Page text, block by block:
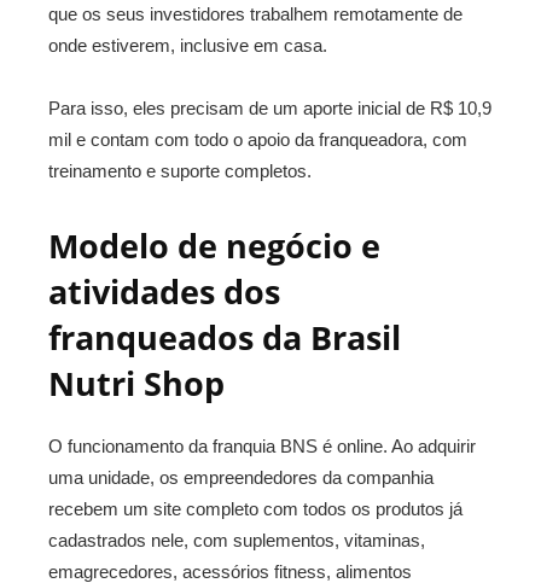
que os seus investidores trabalhem remotamente de
onde estiverem, inclusive em casa.
Para isso, eles precisam de um aporte inicial de R$ 10,9
mil e contam com todo o apoio da franqueadora, com
treinamento e suporte completos.
Modelo de negócio e
atividades dos
franqueados da Brasil
Nutri Shop
O funcionamento da franquia BNS é online. Ao adquirir
uma unidade, os empreendedores da companhia
recebem um site completo com todos os produtos já
cadastrados nele, com suplementos, vitaminas,
emagrecedores, acessórios fitness, alimentos